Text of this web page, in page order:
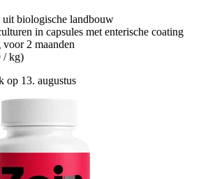
biologische landbouw
in capsules met enterische coating
2 maanden
/ kg)
op 13. augustus